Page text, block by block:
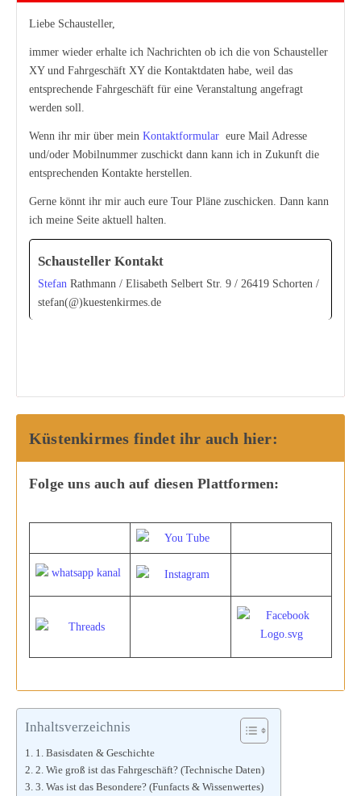
Liebe Schausteller,
immer wieder erhalte ich Nachrichten ob ich die von Schausteller
XY und Fahrgeschäft XY die Kontaktdaten habe, weil das
entsprechende Fahrgeschäft für eine Veranstaltung angefragt
werden soll.
Wenn ihr mir über mein Kontaktformular eure Mail Adresse
und/oder Mobilnummer zuschickt dann kann ich in Zukunft die
entsprechenden Kontakte herstellen.
Gerne könnt ihr mir auch eure Tour Pläne zuschicken. Dann kann
ich meine Seite aktuell halten.
Schausteller Kontakt
Stefan Rathmann / Elisabeth Selbert Str. 9 / 26419 Schorten /
stefan(@)kuestenkirmes.de
Küstenkirmes findet ihr auch hier:
Folge uns auch auf diesen Plattformen:
Inhaltsverzeichnis
1. Basisdaten & Geschichte
2. Wie groß ist das Fahrgeschäft? (Technische Daten)
3. Was ist das Besondere? (Funfacts & Wissenwertes)